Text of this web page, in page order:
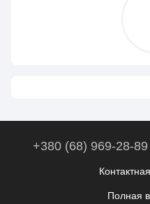
+380 (68) 969-28-89
Полная